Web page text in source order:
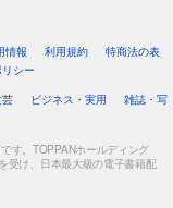
情報 利用規約
特商法の表
シー
ビジネス・実用
雑誌・写
す。TOPPANホールディング
受け、日本最大級の電子書籍配